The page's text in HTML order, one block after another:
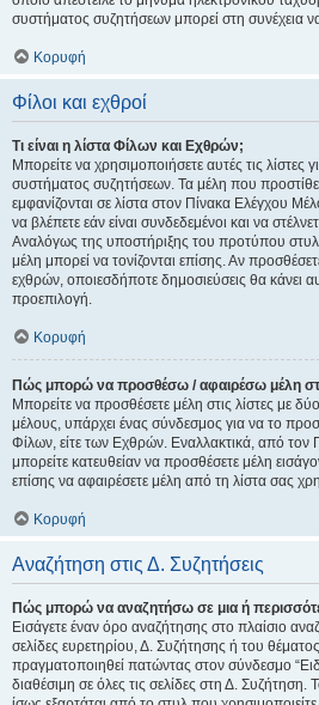
συστήματος συζητήσεων μπορεί στη συνέχεια
Κορυφή
Φίλοι και εχθροί
Τι είναι η λίστα Φίλων και Εχθρών;
Μπορείτε να χρησιμοποιήσετε αυτές τις λίστες
συστήματος συζητήσεων. Τα μέλη που
εμφανίζονται σε λίστα στον Πίνακα Ελέγχου
να βλέπετε εάν είναι συνδεδεμένοι και να
Αναλόγως της υποστήριξης του προτύπου
μέλη μπορεί να τονίζονται επίσης. Αν
εχθρών, οποιεσδήποτε δημοσιεύσεις θα κάνει
προεπιλογή.
Κορυφή
Πώς μπορώ να προσθέσω / αφαιρέσω μέλη
Μπορείτε να προσθέσετε μέλη στις λίστες με
μέλους, υπάρχει ένας σύνδεσμος για να το
Φίλων, είτε των Εχθρών. Εναλλακτικά, από τον
μπορείτε κατευθείαν να προσθέσετε μέλη
επίσης να αφαιρέσετε μέλη από τη λίστα σας
Κορυφή
Αναζήτηση στις Δ. Συζητήσεις
Πώς μπορώ να αναζητήσω σε μια ή
Εισάγετε έναν όρο αναζήτησης στο πλαίσιο
σελίδες ευρετηρίου, Δ. Συζήτησης ή του
πραγματοποιηθεί πατώντας στον σύνδεσμο
διαθέσιμη σε όλες τις σελίδες στη Δ.